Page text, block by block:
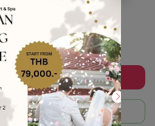
บโปรแต่งงานสุดคุ้ม
มินช่วยหาสถานที่แต่งงาน